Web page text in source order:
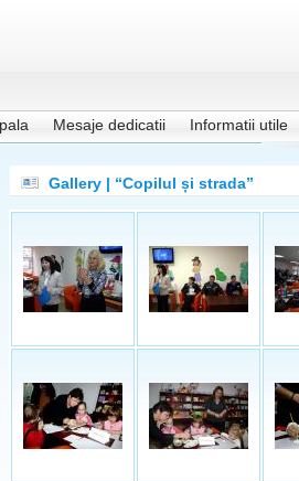
Mesaje dedicatii Informatii utile
Gallery | “Copilul și strada”